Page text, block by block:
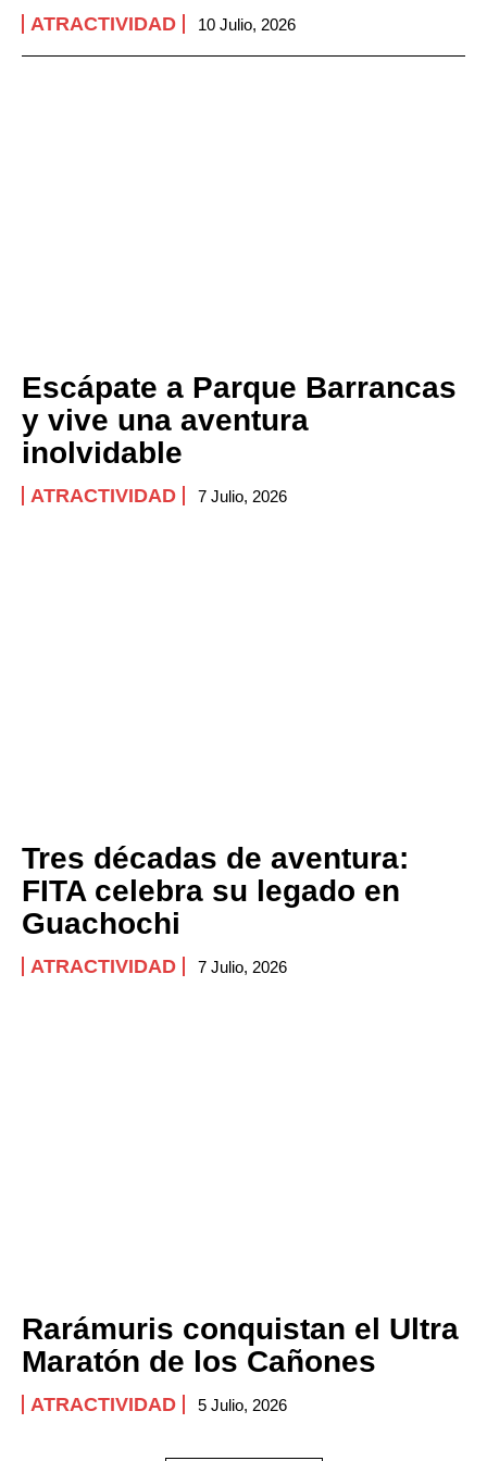
ATRACTIVIDAD 10 Julio, 2026
Escápate a Parque Barrancas
y vive una aventura
inolvidable
ATRACTIVIDAD 7 Julio, 2026
Tres décadas de aventura:
FITA celebra su legado en
Guachochi
ATRACTIVIDAD 7 Julio, 2026
Rarámuris conquistan el Ultra
Maratón de los Cañones
ATRACTIVIDAD 5 Julio, 2026